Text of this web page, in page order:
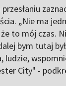
„Nie ma
to mój czas.
bym tutaj
ludzie,
City" -